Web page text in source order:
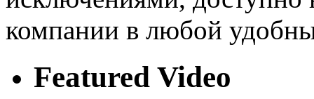
компании в любой
Featured Video